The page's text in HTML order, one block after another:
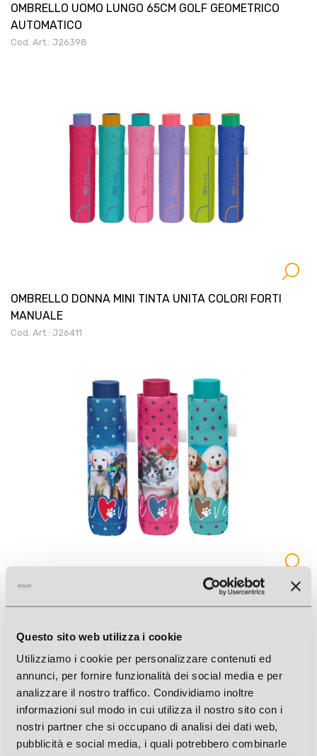
Questo sito web utilizza i cookie
Utilizziamo i cookie per personalizzare contenuti ed
annunci, per fornire funzionalità dei social media e per
analizzare il nostro traffico. Condividiamo inoltre
informazioni sul modo in cui utilizza il nostro sito con i
nostri partner che si occupano di analisi dei dati web,
pubblicità e social media, i quali potrebbero combinarle
OMBRELLO UOMO LUNGO 65CM GOLF GEOMETRICO
AUTOMATICO
Cod. Art.: J26398
OMBRELLO DONNA MINI TINTA UNITA COLORI FORTI
MANUALE
Cod. Art.: J26411
OMBRELLO DONNA MINI CANI E GATTI MANUALE TIME
Cod. Art.: J26437